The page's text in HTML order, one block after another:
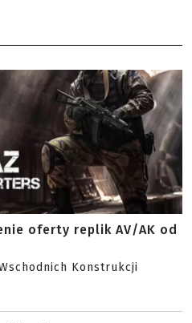
oferty replik AV/AK od
Konstrukcji